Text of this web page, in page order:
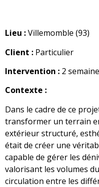
Lieu :Villemomble (93)
Client : Particulier
Intervention : 2
Contexte :
Dans le cadre de ce
transformer un terrain
extérieur structuré,
était de créer une
capable de gérer les
valorisant les volumes
circulation entre les